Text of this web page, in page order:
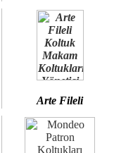
Arte Fileli